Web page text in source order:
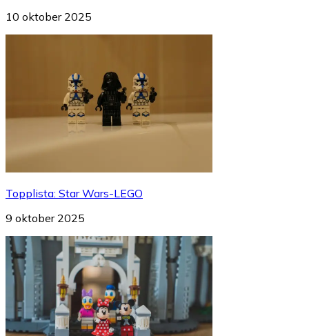
10 oktober 2025
Topplista: Star Wars-LEGO
9 oktober 2025